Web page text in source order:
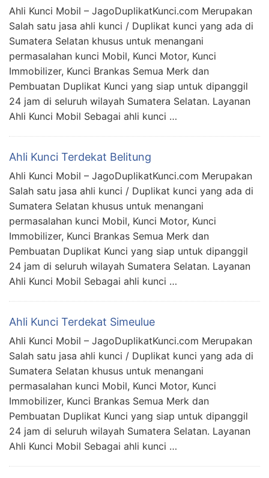
Ahli Kunci Mobil – JagoDuplikatKunci.com Merupakan
Salah satu jasa ahli kunci / Duplikat kunci yang ada di
Sumatera Selatan khusus untuk menangani
permasalahan kunci Mobil, Kunci Motor, Kunci
Immobilizer, Kunci Brankas Semua Merk dan
Pembuatan Duplikat Kunci yang siap untuk dipanggil
24 jam di seluruh wilayah Sumatera Selatan. Layanan
Ahli Kunci Mobil Sebagai ahli kunci …
Ahli Kunci Terdekat Belitung
Ahli Kunci Mobil – JagoDuplikatKunci.com Merupakan
Salah satu jasa ahli kunci / Duplikat kunci yang ada di
Sumatera Selatan khusus untuk menangani
permasalahan kunci Mobil, Kunci Motor, Kunci
Immobilizer, Kunci Brankas Semua Merk dan
Pembuatan Duplikat Kunci yang siap untuk dipanggil
24 jam di seluruh wilayah Sumatera Selatan. Layanan
Ahli Kunci Mobil Sebagai ahli kunci …
Ahli Kunci Terdekat Simeulue
Ahli Kunci Mobil – JagoDuplikatKunci.com Merupakan
Salah satu jasa ahli kunci / Duplikat kunci yang ada di
Sumatera Selatan khusus untuk menangani
permasalahan kunci Mobil, Kunci Motor, Kunci
Immobilizer, Kunci Brankas Semua Merk dan
Pembuatan Duplikat Kunci yang siap untuk dipanggil
24 jam di seluruh wilayah Sumatera Selatan. Layanan
Ahli Kunci Mobil Sebagai ahli kunci …